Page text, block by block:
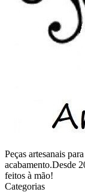
Peças artesanais
acabamento.Desde
feitos à mão!
Categorias